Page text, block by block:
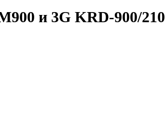
и 3G KRD-900/